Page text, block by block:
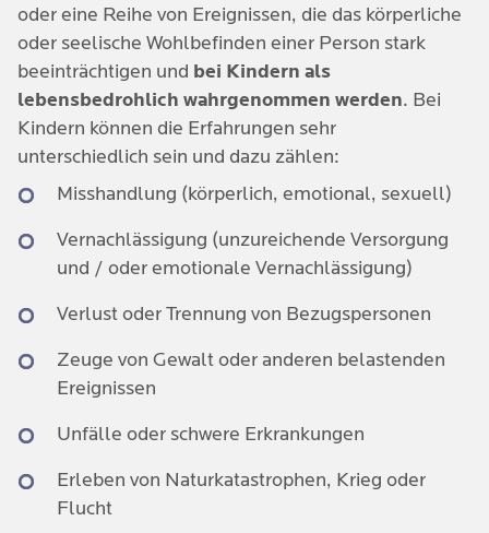
oder eine Reihe von Ereignissen, die das körperliche
oder seelische Wohlbefinden einer Person stark
beeinträchtigen und bei Kindern als
lebensbedrohlich wahrgenommen werden. Bei
Kindern können die Erfahrungen sehr
unterschiedlich sein und dazu zählen:
Misshandlung (körperlich, emotional, sexuell)
Vernachlässigung (unzureichende Versorgung
und / oder emotionale Vernachlässigung)
Verlust oder Trennung von Bezugspersonen
Zeuge von Gewalt oder anderen belastenden
Ereignissen
Unfälle oder schwere Erkrankungen
Erleben von Naturkatastrophen, Krieg oder
Flucht